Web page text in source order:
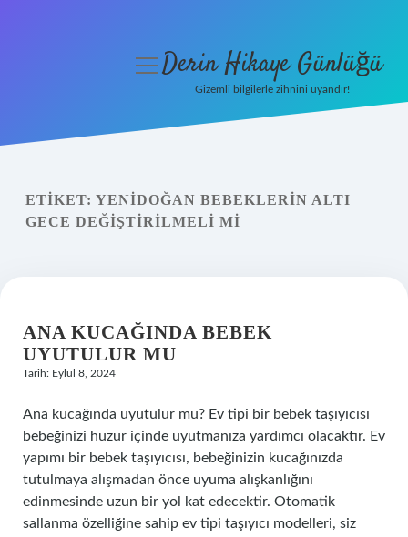
Yasal Uyarı
menüyüDerin Hikaye Günlüğü
Gizemli bilgilerle zihnini uyandır!
ETIKET: YENIDOĞAN BEBEKLERIN ALTI
GECE DEĞIŞTIRILMELI MI
ANA KUCAĞINDA BEBEK
UYUTULUR MU
Tarih: Eylül 8, 2024
Ana kucağında uyutulur mu? Ev tipi bir bebek taşıyıcısı
bebeğinizi huzur içinde uyutmanıza yardımcı olacaktır. Ev
yapımı bir bebek taşıyıcısı, bebeğinizin kucağınızda
tutulmaya alışmadan önce uyuma alışkanlığını
edinmesinde uzun bir yol kat edecektir. Otomatik
sallanma özelliğine sahip ev tipi taşıyıcı modelleri, siz